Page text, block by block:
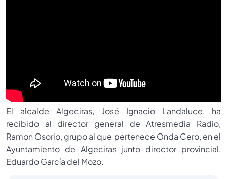
El alcalde Algeciras, José Ignacio Landaluce, ha
recibido al director general de Atresmedia Radio,
Ramon Osorio, grupo al que pertenece Onda Cero, en el
Ayuntamiento de Algeciras junto director provincial,
Eduardo García del Mozo.